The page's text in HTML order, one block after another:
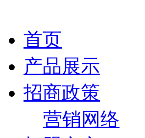
首页
产品展示
招商政策
营销网络